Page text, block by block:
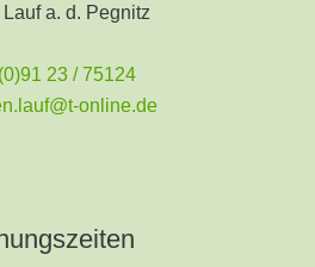
a. d. Pegnitz
23 / 75124
online.de